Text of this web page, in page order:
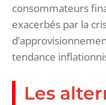
consommateurs
exacerbés par la
tendance
Les